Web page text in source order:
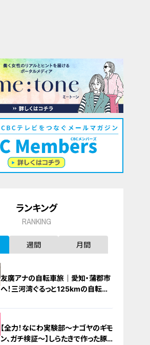
ランキング
RANKING
週間 月間
友廣アナの自転車旅｜愛知・蒲郡市
へ！三河湾ぐるっと125kmの自転車
【全力！なにわ実験部～ナゴヤのギモ
ン、ガチ検証～】しらたきで作った豚